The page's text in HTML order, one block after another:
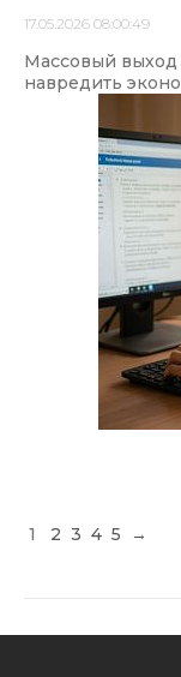
17.05.2026 08:00:49
Массовый
навредить
1 2 3 4 5 →